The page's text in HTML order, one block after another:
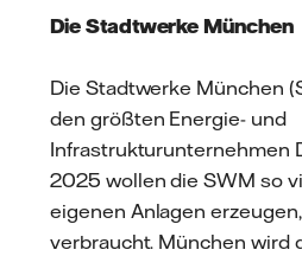
Die Stadtwerke München
Die Stadtwerke München
den größten Energie- und
Infrastrukturunternehmen
2025 wollen die SWM so
eigenen Anlagen
verbraucht. München wird